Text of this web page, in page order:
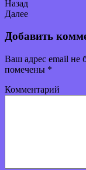
Назад
Далее
Добавить
Ваш адрес email не
помечены *
Комментарий